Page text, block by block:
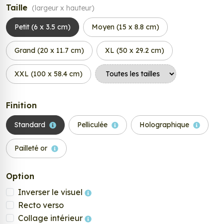
Taille (largeur x hauteur)
Petit (6 x 3.5 cm) Moyen (15 x 8.8 cm)
Grand (20 x 11.7 cm) XL (50 x 29.2 cm)
XXL (100 x 58.4 cm)
Finition
Standard Pelliculée Holographique
Pailleté or
Option
Inverser le visuel
Recto verso
Collage intérieur